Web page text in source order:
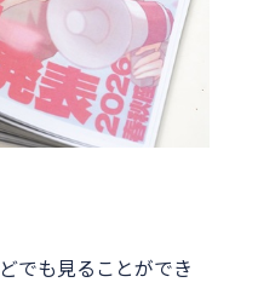
でも見ることができ